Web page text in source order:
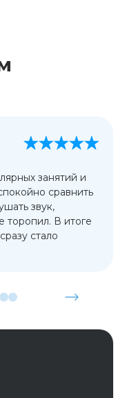
занятий и
сравнить
звук,
торопил. В итоге
стало